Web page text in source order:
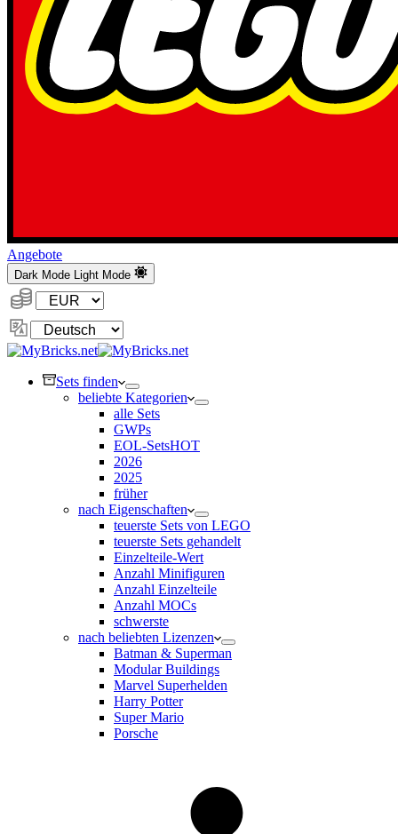
Angebote
Dark Mode Light Mode
Währung:
Sprache
ändern
Sets finden
beliebte Kategorien
alle Sets
GWPs
EOL-SetsHOT
2026
2025
früher
nach Eigenschaften
teuerste Sets von LEGO
teuerste Sets gehandelt
Einzelteile-Wert
Anzahl Minifiguren
Anzahl Einzelteile
Anzahl MOCs
schwerste
nach beliebten Lizenzen
Batman & Superman
Modular Buildings
Marvel Superhelden
Harry Potter
Super Mario
Porsche